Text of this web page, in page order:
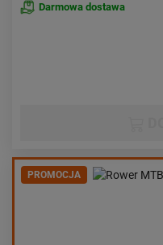
Darmowa dostawa
PROMOCJA